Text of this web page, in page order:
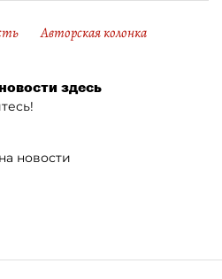
Авторская колонка
здесь
новости